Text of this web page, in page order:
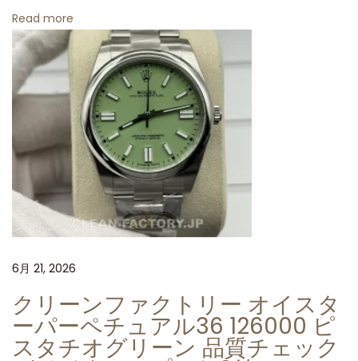
の
精
緻
な
現
ク
ン
ァ
ク
ト
リ
Read more
6月 21, 2026
クリーンファクトリー オイスタ
ーパーペチュアル36 126000 ピ
スタチオグリーン 品質チェック